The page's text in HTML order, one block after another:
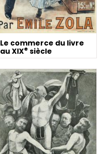
Le commerce du livre
au XIXe siècle